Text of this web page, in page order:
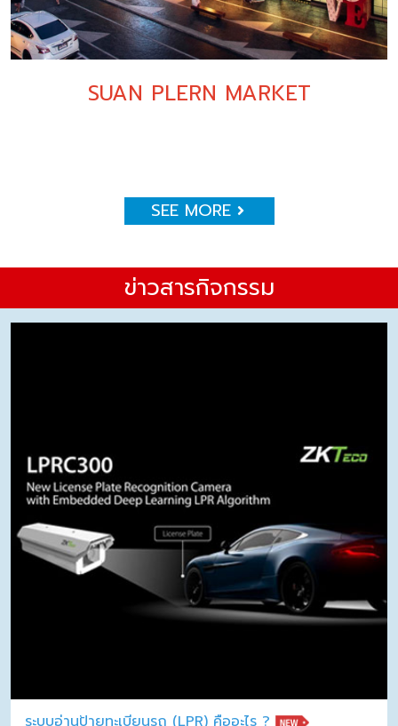
SUAN PLERN MARKET
SEE MORE
ข่าวสารกิจกรรม